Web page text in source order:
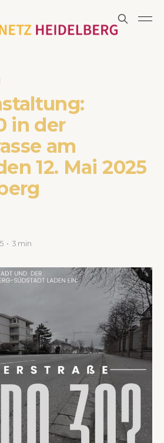
in der
am
12. Mai 2025
3 min